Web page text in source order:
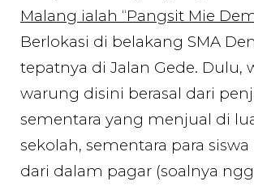
Malang ialah “Pangsit Mie
Berlokasi di belakang SMA
tepatnya di Jalan Gede. Dulu,
warung disini berasal dari
sementara yang menjual di
sekolah, sementara para
dari dalam pagar (soalnya